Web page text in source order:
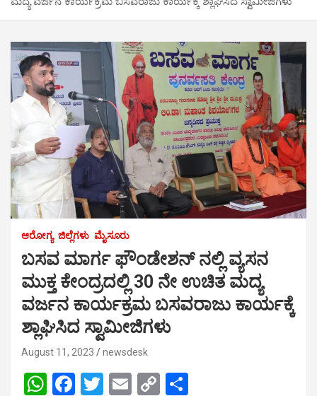
ಆರೋಗ್ಯ ಜಿಲ್ಲೆಗಳು ಮೈಸೂರು
ಬಸವ ಮಾರ್ಗ ಫೌಂಡೇಶನ್ ನಲ್ಲಿ ವ್ಯಸನ
ಮುಕ್ತ ಕೇಂದ್ರದಲ್ಲಿ 30 ನೇ ಉಚಿತ ಮದ್ಯ
ವರ್ಜನ ಕಾರ್ಯಕ್ರಮ ಬಸವರಾಜು ಕಾರ್ಯಕ್ಕೆ
ಶ್ಲಾಘಿಸಿದ ಸ್ವಾಮೀಜಿಗಳು
August 11, 2023 newsdesk
W F
T
E
C